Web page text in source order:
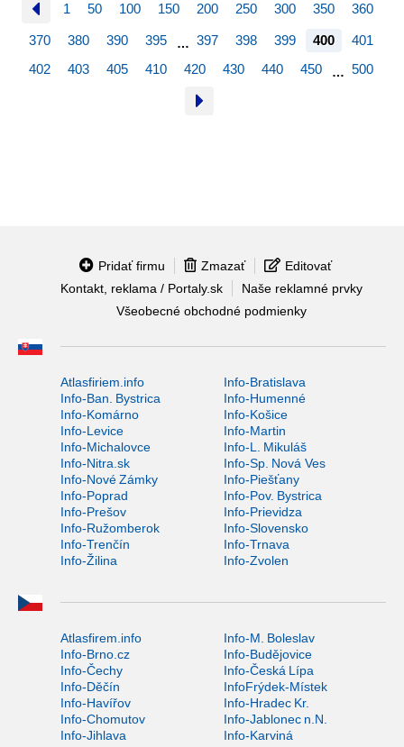
1 50 100 150 200 250 300 350 360
370 380 390 395 … 397 398 399 400
401
402
403 405 410 420 430 440 450 … 500
Pridať firmu Zmazať
Editovať
Kontakt, reklama / Portaly.sk
Naše reklamné prvky
Všeobecné obchodné podmienky
Atlasfiriem.info
Info-Bratislava
Info-Ban. Bystrica
Info-Humenné
Info-Komárno
Info-Košice
Info-Levice
Info-Martin
Info-Michalovce
Info-L. Mikuláš
Info-Nitra.sk
Info-Sp. Nová Ves
Info-Nové Zámky
Info-Piešťany
Info-Poprad
Info-Pov. Bystrica
Info-Prešov
Info-Prievidza
Info-Ružomberok
Info-Slovensko
Info-Trenčín
Info-Trnava
Info-Žilina
Info-Zvolen
Atlasfirem.info
Info-M. Boleslav
Info-Brno.cz
Info-Budějovice
Info-Čechy
Info-Česká Lípa
Info-Děčín
InfoFrýdek-Místek
Info-Havířov
Info-Hradec Kr.
Info-Chomutov
Info-Jablonec n.N.
Info-Jihlava
Info-Karviná